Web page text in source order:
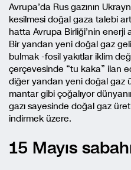
Avrupa’da Rus gazının
kesilmesi doğal gaza talebi
hatta Avrupa Birliği’nin enerji
Bir yandan yeni doğal gaz
bulmak -fosil yakıtlar iklim
çerçevesinde “tu kaka” ilan
diğer yandan yeni doğal gaz
mantar gibi çoğalıyor
gazı sayesinde doğal gaz
indirmek üzere.
15 Mayıs